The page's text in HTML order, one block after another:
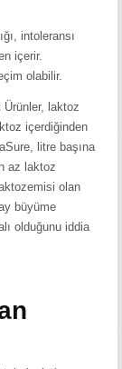
intoleransı
içerir.
olabilir.
Ürünler, laktoz
içerdiğinden
litre başına
az laktoz
olan
büyüme
olduğunu iddia